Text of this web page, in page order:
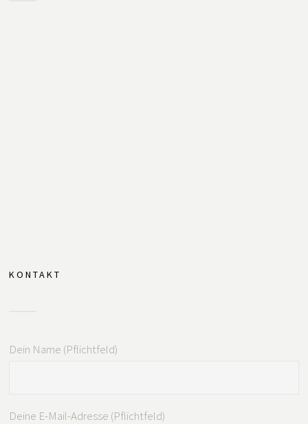
KONTAKT
Dein Name (Pflichtfeld)
Deine E-Mail-Adresse (Pflichtfeld)